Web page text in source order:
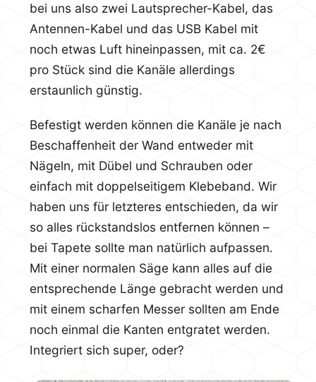
bei uns also zwei Lautsprecher-Kabel, das
Antennen-Kabel und das USB Kabel mit
noch etwas Luft hineinpassen, mit ca. 2€
pro Stück sind die Kanäle allerdings
erstaunlich günstig.
Befestigt werden können die Kanäle je nach
Beschaffenheit der Wand entweder mit
Nägeln, mit Dübel und Schrauben oder
einfach mit doppelseitigem Klebeband. Wir
haben uns für letzteres entschieden, da wir
so alles rückstandslos entfernen können –
bei Tapete sollte man natürlich aufpassen.
Mit einer normalen Säge kann alles auf die
entsprechende Länge gebracht werden und
mit einem scharfen Messer sollten am Ende
noch einmal die Kanten entgratet werden.
Integriert sich super, oder?